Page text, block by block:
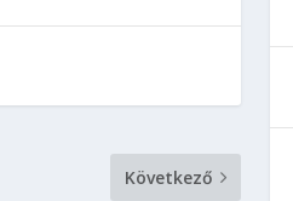
Következő